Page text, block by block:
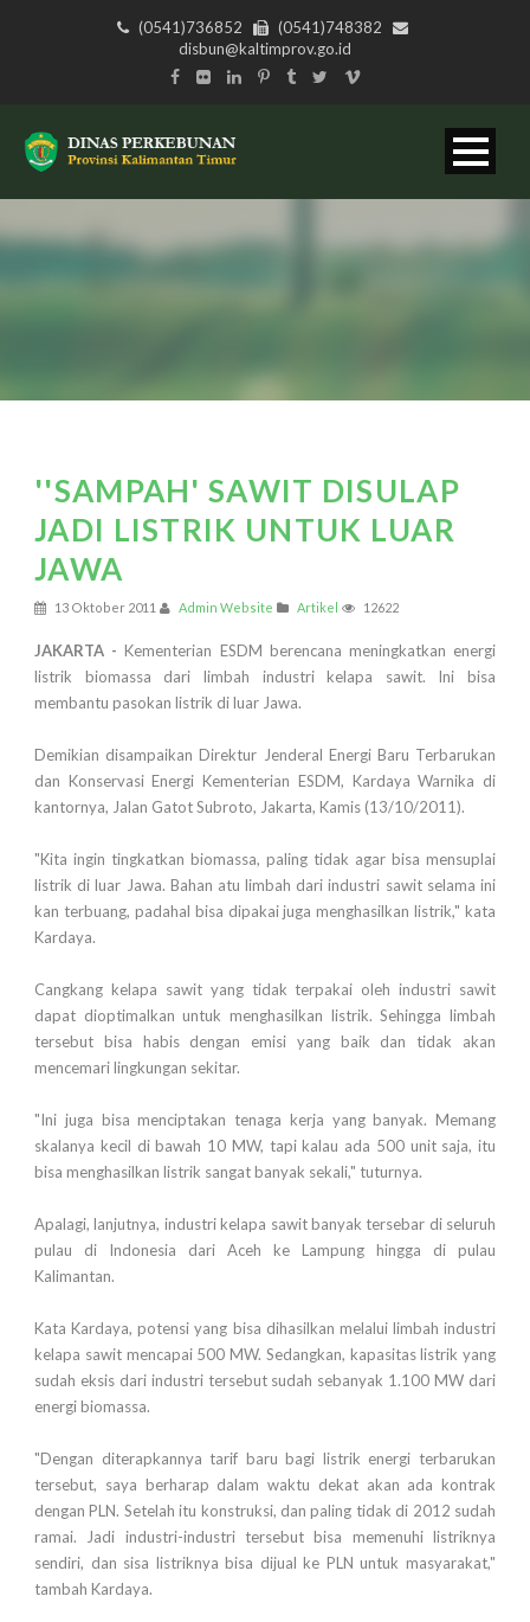
(0541)736852
(0541)748382
disbun@kaltimprov.go.id
''SAMPAH' SAWIT DISULAP
JADI LISTRIK UNTUK LUAR
JAWA
13 Oktober 2011 Admin Website Artikel 12622
JAKARTA - Kementerian ESDM berencana meningkatkan energi
listrik biomassa dari limbah industri kelapa sawit. Ini bisa
membantu pasokan listrik di luar Jawa.
Demikian disampaikan Direktur Jenderal Energi Baru Terbarukan
dan Konservasi Energi Kementerian ESDM, Kardaya Warnika di
kantornya, Jalan Gatot Subroto, Jakarta, Kamis (13/10/2011).
"Kita ingin tingkatkan biomassa, paling tidak agar bisa mensuplai
listrik di luar Jawa. Bahan atu limbah dari industri sawit selama ini
kan terbuang, padahal bisa dipakai juga menghasilkan listrik," kata
Kardaya.
Cangkang kelapa sawit yang tidak terpakai oleh industri sawit
dapat dioptimalkan untuk menghasilkan listrik. Sehingga limbah
tersebut bisa habis dengan emisi yang baik dan tidak akan
mencemari lingkungan sekitar.
"Ini juga bisa menciptakan tenaga kerja yang banyak. Memang
skalanya kecil di bawah 10 MW, tapi kalau ada 500 unit saja, itu
bisa menghasilkan listrik sangat banyak sekali," tuturnya.
Apalagi, lanjutnya, industri kelapa sawit banyak tersebar di seluruh
pulau di Indonesia dari Aceh ke Lampung hingga di pulau
Kalimantan.
Kata Kardaya, potensi yang bisa dihasilkan melalui limbah industri
kelapa sawit mencapai 500 MW. Sedangkan, kapasitas listrik yang
sudah eksis dari industri tersebut sudah sebanyak 1.100 MW dari
energi biomassa.
"Dengan diterapkannya tarif baru bagi listrik energi terbarukan
tersebut, saya berharap dalam waktu dekat akan ada kontrak
dengan PLN. Setelah itu konstruksi, dan paling tidak di 2012 sudah
ramai. Jadi industri-industri tersebut bisa memenuhi listriknya
sendiri, dan sisa listriknya bisa dijual ke PLN untuk masyarakat,"
tambah Kardaya.